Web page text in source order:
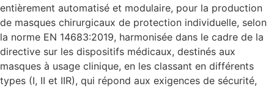
entièrement automatisé et modulaire, pour la production
de masques chirurgicaux de protection individuelle, selon
la norme EN 14683:2019, harmonisée dans le cadre de la
directive sur les dispositifs médicaux, destinés aux
masques à usage clinique, en les classant en différents
types (I, II et IIR), qui répond aux exigences de sécurité,